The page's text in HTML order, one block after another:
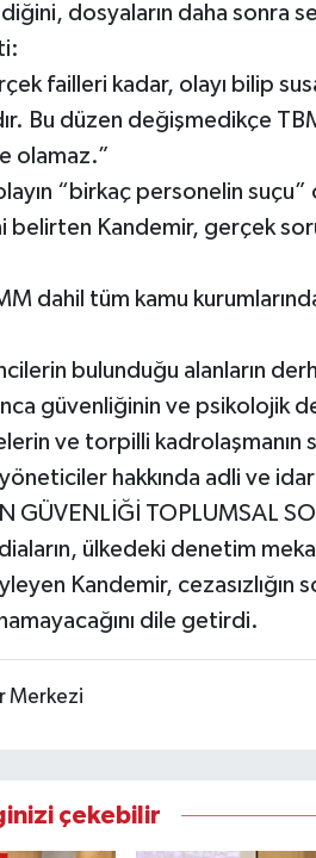
dosyaların daha sonra
failleri kadar, olayı bilip
Bu düzen değişmedikçe
olamaz.”
“birkaç personelin
belirten Kandemir, gerçek
dahil tüm kamu
bulunduğu alanların
güvenliğinin ve psikolojik
ve torpilli kadrolaşmanın
hakkında adli ve
GÜVENLİĞİ TOPLUMSAL
ülkedeki denetim
Kandemir,
dile getirdi.
Merkezi
çekebilir